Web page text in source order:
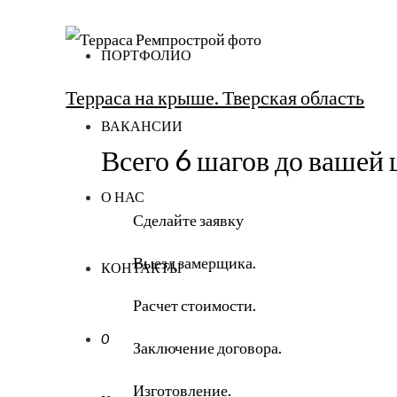
ПОРТФОЛИО
ВАКАНСИИ
О НАС
КОНТАКТЫ
0
Терраса на крыше. Тверская область
Всего 6 шагов до вашей
Сделайте заявку
Выезд замерщика.
Расчет стоимости.
Заключение договора.
Изготовление.